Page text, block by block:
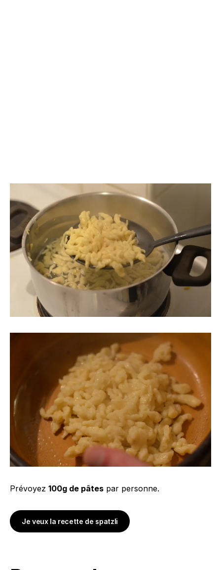
Prévoyez 100g de pâtes par personne.
Je veux la recette de spatzli